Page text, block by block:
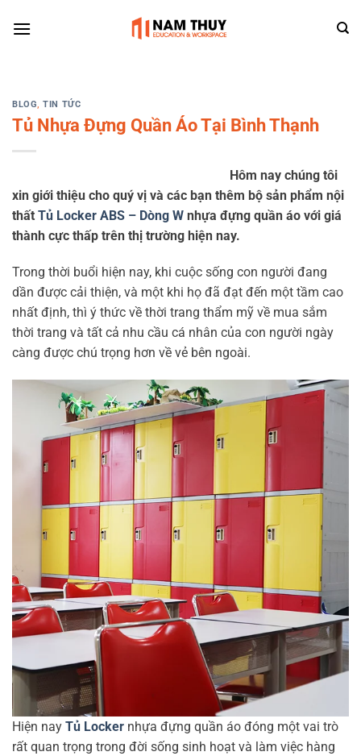
BLOG,TIN TỨC
Tủ Nhựa Đựng Quần Áo Tại Bình Thạnh
Hôm nay chúng tôi
xin giới thiệu cho quý vị và các bạn thêm bộ sản phẩm nội
thất Tủ Locker ABS – Dòng W nhựa đựng quần áo với giá
thành cực thấp trên thị trường hiện nay.
Trong thời buổi hiện nay, khi cuộc sống con người đang
dần được cải thiện, và một khi họ đã đạt đến một tầm cao
nhất định, thì ý thức về thời trang thẩm mỹ về mua sắm
thời trang và tất cả nhu cầu cá nhân của con người ngày
càng được chú trọng hơn về vẻ bên ngoài.
Hiện nay Tủ Locker nhựa đựng quần áo đóng một vai trò
rất quan trọng trong đời sống sinh hoạt và làm việc hàng